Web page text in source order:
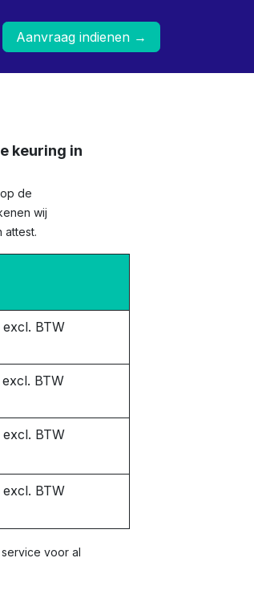
Aanvraag indienen →
keuring in
de
wij
attest.
excl. BTW
BTW
excl. BTW
excl. BTW
voor al